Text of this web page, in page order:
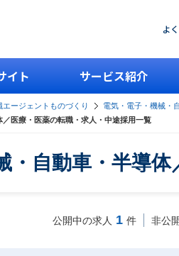
よ
イト サービス紹介
エージェントものづくり 電気・電子・機械・
医療・医薬の転職・求人・中途採用一覧
・自動車・半導
公開中の求人 1 件 非公